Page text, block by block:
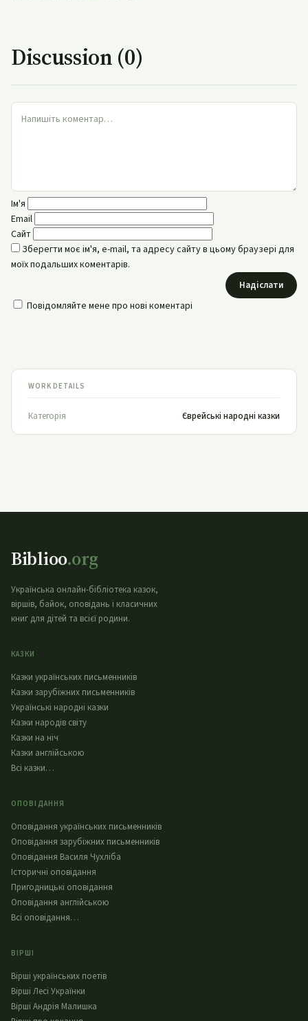
Discussion (0)
Ім'я
Email
Сайт
Зберегти моє ім'я, e-mail, та адресу сайту в цьому браузері для
моїх подальших коментарів.
Надіслати
Повідомляйте мене про нові коментарі
WORK DETAILS
Категорія Єврейські народні казки
Biblioo.org
Українська онлайн-бібліотека казок,
віршів, байок, оповідань і класичних
книг для дітей та всієї родини.
КАЗКИ
Казки українських письменників
Казки зарубіжних письменників
Українські народні казки
Казки народів світу
Казки на ніч
Казки англійською
Всі казки…
ОПОВІДАННЯ
Оповідання українських письменників
Оповідання зарубіжних письменників
Оповідання Василя Чухліба
Історичні оповідання
Пригодницькі оповідання
Оповідання англійською
Всі оповідання…
ВІРШІ
Вірші українських поетів
Вірші Лесі Українки
Вірші Андрія Малишка